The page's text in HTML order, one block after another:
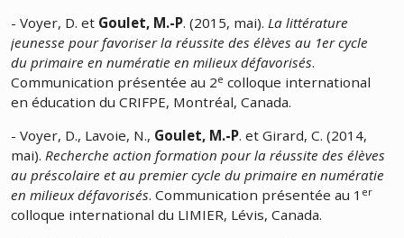
- Voyer, D. et Goulet, M.-P. (2015, mai). La littérature
jeunesse pour favoriser la réussite des élèves au 1er cycle
du primaire en numératie en milieux défavorisés.
Communication présentée au 2e colloque international
en éducation du CRIFPE, Montréal, Canada.
- Voyer, D., Lavoie, N., Goulet, M.-P. et Girard, C. (2014,
mai). Recherche action formation pour la réussite des élèves
au préscolaire et au premier cycle du primaire en numératie
en milieux défavorisés. Communication présentée au 1 er
colloque international du LIMIER, Lévis, Canada.